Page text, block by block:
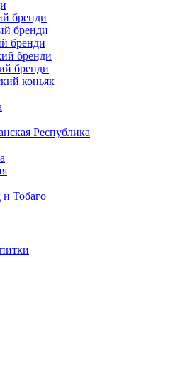
бренди
бренди
бренди
бренди
бренди
коньяк
Республика
Тобаго